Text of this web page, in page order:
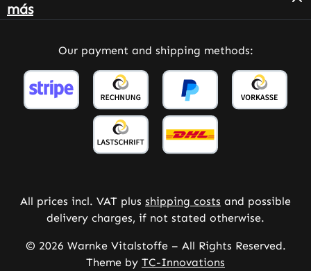
más
Our payment and shipping methods:
All prices incl. VAT plus shipping costs and possible
delivery charges, if not stated otherwise.
© 2026 Warnke Vitalstoffe – All Rights Reserved.
Theme by TC-Innovations